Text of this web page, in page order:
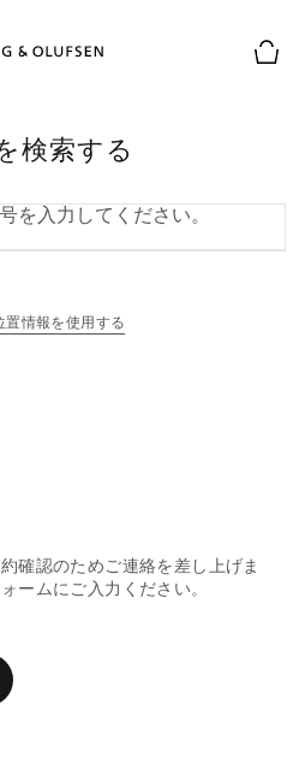
検索する
を入力してください。
置情報を使用する
確認のためご連絡を差し上げま
ームにご入力ください。